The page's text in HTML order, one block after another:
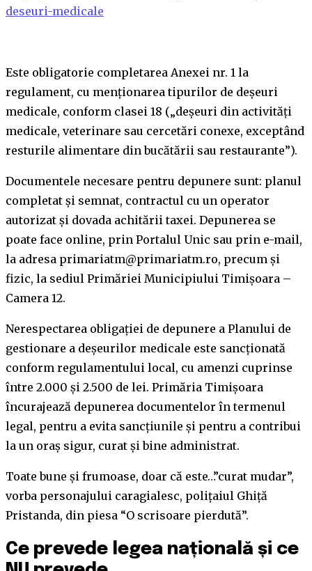
deseuri-medicale
Este obligatorie completarea Anexei nr. 1 la
regulament, cu menționarea tipurilor de deșeuri
medicale, conform clasei 18 („deșeuri din activități
medicale, veterinare sau cercetări conexe, exceptând
resturile alimentare din bucătării sau restaurante”).
Documentele necesare pentru depunere sunt: planul
completat și semnat, contractul cu un operator
autorizat și dovada achitării taxei. Depunerea se
poate face online, prin Portalul Unic sau prin e-mail,
la adresa primariatm@primariatm.ro, precum și
fizic, la sediul Primăriei Municipiului Timișoara –
Camera 12.
Nerespectarea obligației de depunere a Planului de
gestionare a deșeurilor medicale este sancționată
conform regulamentului local, cu amenzi cuprinse
între 2.000 și 2.500 de lei. Primăria Timișoara
încurajează depunerea documentelor în termenul
legal, pentru a evita sancțiunile și pentru a contribui
la un oraș sigur, curat și bine administrat.
Toate bune și frumoase, doar că este…”curat mudar”,
vorba personajului caragialesc, polițaiul Ghiță
Pristanda, din piesa “O scrisoare pierdută”.
Ce prevede legea națională și ce